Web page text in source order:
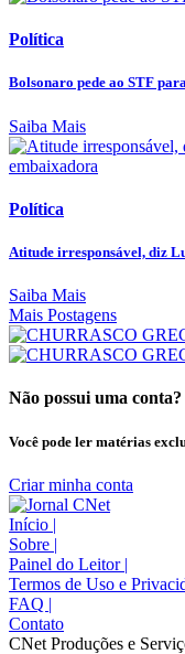
Política
Bolsonaro pede ao STF
Saiba Mais
Política
Atitude irresponsável, diz
Saiba Mais
Mais Postagens
Não possui uma conta?
Você pode ler matérias
Criar minha conta
Início |
Sobre |
Painel do Leitor |
Termos de Uso e
FAQ |
Contato
CNet Produções e